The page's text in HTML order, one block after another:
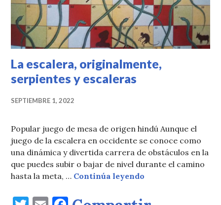
La escalera, originalmente,
serpientes y escaleras
SEPTIEMBRE 1, 2022
Popular juego de mesa de origen hindú Aunque el
juego de la escalera en occidente se conoce como
una dinámica y divertida carrera de obstáculos en la
que puedes subir o bajar de nivel durante el camino
hasta la meta, … Continúa leyendo